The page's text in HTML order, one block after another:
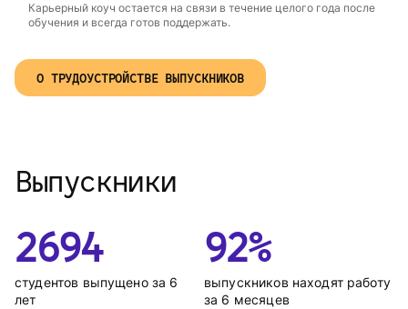
Карьерный коуч остается на связи в течение целого года после
обучения и всегда готов поддержать.
О ТРУДОУСТРОЙСТВЕ ВЫПУСКНИКОВ
Выпускники
2694
студентов выпущено за 6
лет
92%
выпускников находят работу
за 6 месяцев